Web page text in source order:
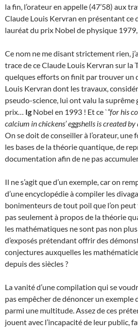
la fin, l’orateur en appelle (47’58) aux
Claude Louis Kervran en présentant ce
lauréat du prix Nobel de physique
Ce nom ne me disant strictement rien,
trace de ce Claude Louis Kervran sur la
quelques efforts on finit par trouver un
Louis Kervran dont les travaux,
pseudo-science, lui ont valu la
prix… Ig Nobel en 1993 ! Et ce `“for his
calcium in chickens’ eggshells is created
On se doit de conseiller à l’orateur, une
les bases de la théorie quantique, de
documentation afin de ne pas
Il ne s’agit que d’un exemple, car on
d’une encyclopédie à compiler les
bonimenteurs de tout poil que l’on
pas seulement à propos de la théorie
les mathématiques ne sont pas non
d’exposés prétendant offrir des
conjectures auxquelles les
depuis des siècles ?
La vanité d’une compilation qui se
pas empêcher de dénoncer un exemple
parmi une multitude. Assez de ces
jouent avec l’incapacité de leur public,